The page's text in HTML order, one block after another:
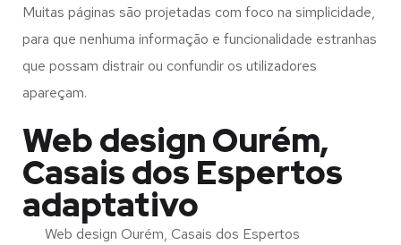
Muitas páginas são projetadas com foco na simplicidade,
para que nenhuma informação e funcionalidade estranhas
que possam distrair ou confundir os utilizadores
apareçam.
Web design Ourém,
Casais dos Espertos
adaptativo
Web design Ourém, Casais dos Espertos